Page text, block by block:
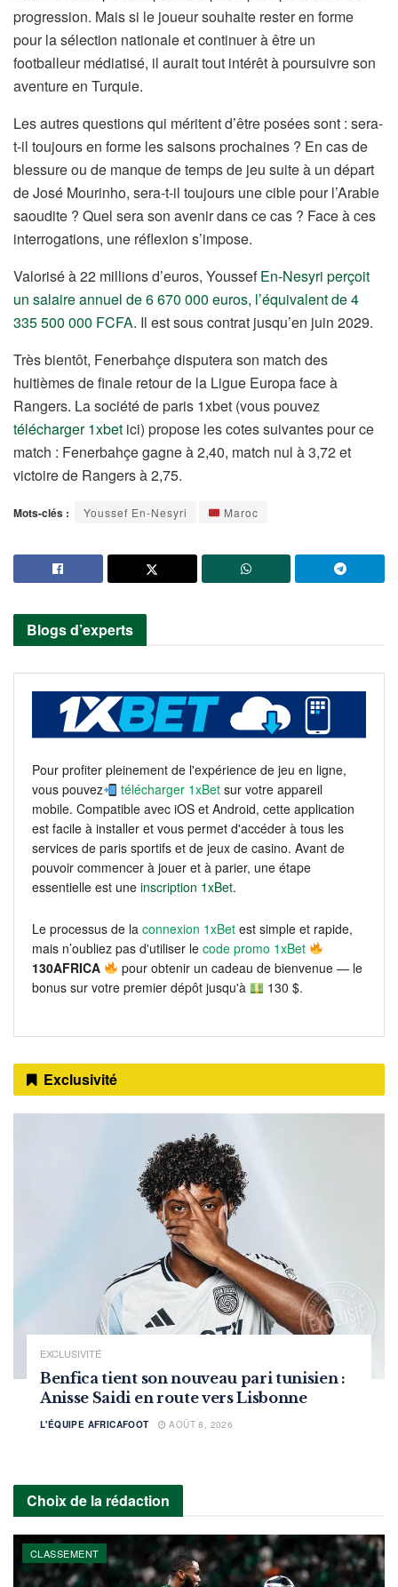
progression. Mais si le joueur souhaite rester en forme
pour la sélection nationale et continuer à être un
footballeur médiatisé, il aurait tout intérêt à poursuivre son
aventure en Turquie.
Les autres questions qui méritent d’être posées sont : sera-
t-il toujours en forme les saisons prochaines ? En cas de
blessure ou de manque de temps de jeu suite à un départ
de José Mourinho, sera-t-il toujours une cible pour l’Arabie
saoudite ? Quel sera son avenir dans ce cas ? Face à ces
interrogations, une réflexion s’impose.
Valorisé à 22 millions d’euros, YoussefEn-Nesyri perçoit
un salaire annuel de 6 670 000 euros, l’équivalent de 4
335 500 000 FCFA. Il est sous contrat jusqu’en juin 2029.
Très bientôt, Fenerbahçe disputera son match des
huitièmes de finale retour de la Ligue Europa face à
Rangers. La société de paris 1xbet (vous pouvez
télécharger 1xbet ici) propose les cotes suivantes pour ce
match : Fenerbahçe gagne à 2,40, match nul à 3,72 et
victoire de Rangers à 2,75.
Mots-clés : Youssef En-Nesyri Maroc
Blogs d’experts
Pour profiter pleinement de l'expérience de jeu en ligne,
vous pouvez
télécharger 1xBet sur votre appareil
mobile. Compatible avec iOS et Android, cette application
est facile à installer et vous permet d'accéder à tous les
services de paris sportifs et de jeux de casino. Avant de
pouvoir commencer à jouer et à parier, une étape
essentielle est une inscription 1xBet.
Le processus de la connexion 1xBet est simple et rapide,
mais n’oubliez pas d'utiliser le code promo 1xBet
130AFRICA
pour obtenir un cadeau de bienvenue — le
bonus sur votre premier dépôt jusqu'à
130 $.
Exclusivité
EXCLUSIVITÉ
Benfica tient son nouveau pari tunisien :
Anisse Saidi en route vers Lisbonne
L'ÉQUIPE AFRICAFOOT AOÛT 8, 2026
Choix de la rédaction
CLASSEMENT